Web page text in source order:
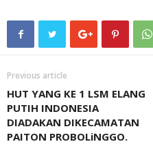
Previous article
HUT YANG KE 1 LSM ELANG
PUTIH INDONESIA
DIADAKAN DIKECAMATAN
PAITON PROBOLiNGGO.